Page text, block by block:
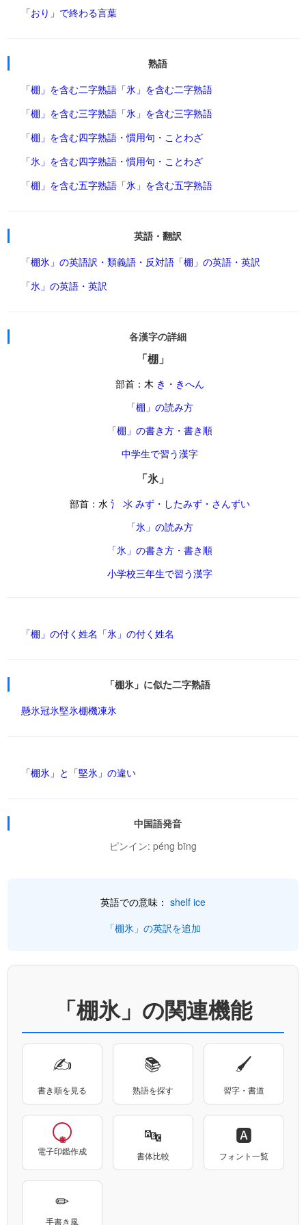
「おり」で終わる言葉
熟語
「棚」を含む二字熟語 「氷」を含む二字熟語
「棚」を含む三字熟語 「氷」を含む三字熟語
「棚」を含む四字熟語・慣用句・ことわざ
「氷」を含む四字熟語・慣用句・ことわざ
「棚」を含む五字熟語 「氷」を含む五字熟語
英語・翻訳
「棚氷」の英語訳・類義語・反対語 「棚」の英語・英訳
「氷」の英語・英訳
各漢字の詳細
「棚」
部首：木 き・きへん
「棚」の読み方
「棚」の書き方・書き順
中学生で習う漢字
「氷」
部首：水 氵 氺 みず・したみず・さんずい
「氷」の読み方
「氷」の書き方・書き順
小学校三年生で習う漢字
「棚」の付く姓名 「氷」の付く姓名
「棚氷」に似た二字熟語
懸氷冠氷堅氷棚機凍氷
「棚氷」と「堅氷」の違い
中国語発音
ピンイン: péng bīng
英語での意味： shelf ice
「棚氷」の英訳を追加
「棚氷」の関連機能
✍
書き順を見る
📚
熟語を探す
🖌
習字・書道
電子印鑑作成
🔤
書体比較
🅰
フォント一覧
✏
手書き風